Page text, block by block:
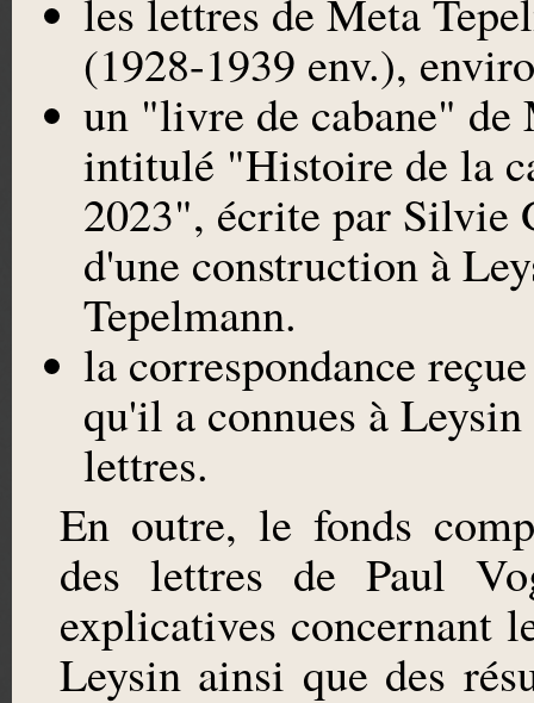
les lettres de Meta
(1928-1939 env.),
un "livre de cabane" de
intitulé "Histoire de la
2023", écrite par Silvie
d'une construction à
Tepelmann.
la correspondance
qu'il a connues à
lettres.
En outre, le fonds
des lettres de Paul
explicatives concernant
Leysin ainsi que des